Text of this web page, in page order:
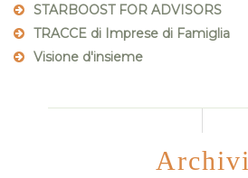
STARBOOST FOR ADVISORS
TRACCE di Imprese di Famiglia
Visione d'insieme
Archivi